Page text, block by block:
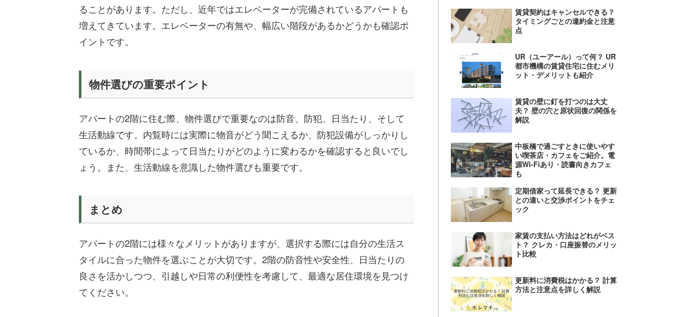
ることがあります。ただし、近年ではエレベーターが完備されているアパートも
増えてきています。エレベーターの有無や、幅広い階段があるかどうかも確認ポ
イントです。
物件選びの重要ポイント
アパートの2階に住む際、物件選びで重要なのは防音、防犯、日当たり、そして
生活動線です。内覧時には実際に物音がどう聞こえるか、防犯設備がしっかりし
ているか、時間帯によって日当たりがどのように変わるかを確認すると良いでし
ょう。また、生活動線を意識した物件選びも重要です。
まとめ
アパートの2階には様々なメリットがありますが、選択する際には自分の生活ス
タイルに合った物件を選ぶことが大切です。2階の防音性や安全性、日当たりの
良さを活かしつつ、引越しや日常の利便性を考慮して、最適な居住環境を見つけ
てください。
賃貸契約はキャンセルできる？
タイミングごとの違約金と注意
点
UR（ユーアール）って何？ UR
都市機構の賃貸住宅に住むメリ
ット・デメリットも紹介
賃貸の壁に釘を打つのは大丈
夫？ 壁の穴と原状回復の関係を
解説
中板橋で過ごすときに使いやす
い喫茶店・カフェをご紹介。電
源Wi-Fiあり・読書向きカフェ
も
定期借家って延長できる？ 更新
との違いと交渉ポイントをチェ
ック
家賃の支払い方法はどれがベス
ト？ クレカ・口座振替のメリッ
ト比較
更新料に消費税はかかる？ 計算
方法と注意点を詳しく解説